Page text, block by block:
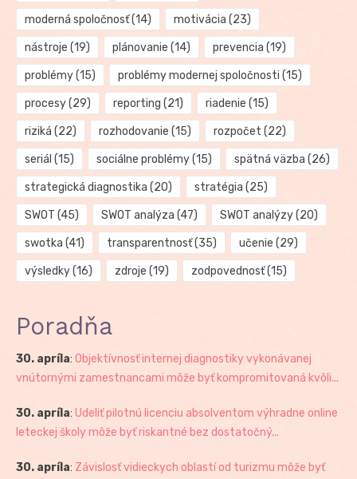
moderná spoločnosť(14) motivácia (23)
nástroje (19) plánovanie (14) prevencia (19)
problémy(15) problémy modernej spoločnosti (15)
procesy(29) reporting (21) riadenie (15)
riziká (22) rozhodovanie (15) rozpočet (22)
seriál (15) sociálne problémy(15) spätná väzba (26)
strategická diagnostika (20) stratégia (25)
SWOT (45) SWOT analýza (47) SWOT analýzy(20)
swotka (41) transparentnosť(35) učenie (29)
výsledky(16) zdroje (19) zodpovednosť(15)
Poradňa
30. apríla: Objektívnosť internej diagnostiky vykonávanej
vnútornými zamestnancami môže byť kompromitovaná kvôli...
30. apríla: Udeliť pilotnú licenciu absolventom výhradne online
leteckej školy môže byť riskantné bez dostatočný...
30. apríla: Závislosť vidieckych oblastí od turizmu môže byť